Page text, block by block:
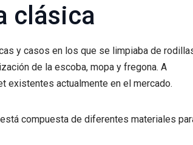
clásica
y casos en los que se limpiaba de
de la escoba, mopa y fregona. A
existentes actualmente en el mercado.
compuesta de diferentes materiales